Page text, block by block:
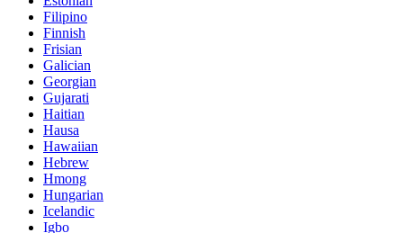
Filipino
Finnish
Frisian
Galician
Georgian
Gujarati
Haitian
Hausa
Hawaiian
Hebrew
Hmong
Hungarian
Icelandic
Igbo